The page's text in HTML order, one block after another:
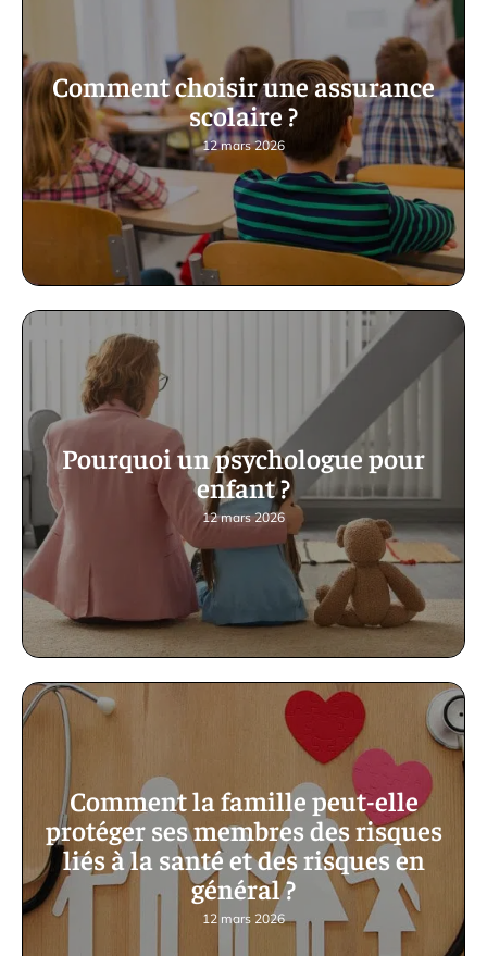
Comment choisir une assurance
scolaire ?
12 mars 2026
Pourquoi un psychologue pour
enfant ?
12 mars 2026
Comment la famille peut-elle
protéger ses membres des risques
liés à la santé et des risques en
général ?
12 mars 2026